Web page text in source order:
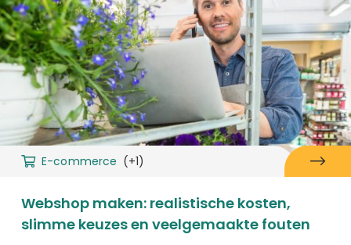
E-commerce (+1)
Webshop maken: realistische kosten,
slimme keuzes en veelgemaakte fouten